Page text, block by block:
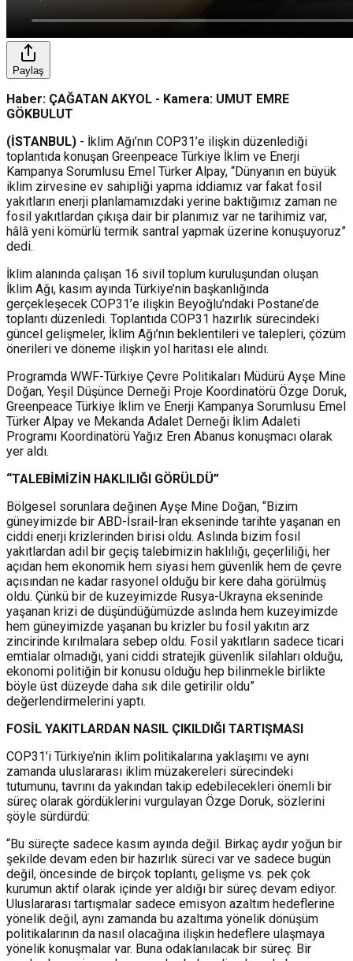
Paylaş
Haber: ÇAĞATAN AKYOL - Kamera: UMUT EMRE
GÖKBULUT
(İSTANBUL) - İklim Ağı’nın COP31’e ilişkin düzenlediği
toplantıda konuşan Greenpeace Türkiye İklim ve Enerji
Kampanya Sorumlusu Emel Türker Alpay, “Dünyanın en büyük
iklim zirvesine ev sahipliği yapma iddiamız var fakat fosil
yakıtların enerji planlamamızdaki yerine baktığımız zaman ne
fosil yakıtlardan çıkışa dair bir planımız var ne tarihimiz var,
hâlâ yeni kömürlü termik santral yapmak üzerine konuşuyoruz”
dedi.
İklim alanında çalışan 16 sivil toplum kuruluşundan oluşan
İklim Ağı, kasım ayında Türkiye’nin başkanlığında
gerçekleşecek COP31’e ilişkin Beyoğlu’ndaki Postane’de
toplantı düzenledi. Toplantıda COP31 hazırlık sürecindeki
güncel gelişmeler, İklim Ağı’nın beklentileri ve talepleri, çözüm
önerileri ve döneme ilişkin yol haritası ele alındı.
Programda WWF-Türkiye Çevre Politikaları Müdürü Ayşe Mine
Doğan, Yeşil Düşünce Derneği Proje Koordinatörü Özge Doruk,
Greenpeace Türkiye İklim ve Enerji Kampanya Sorumlusu Emel
Türker Alpay ve Mekanda Adalet Derneği İklim Adaleti
Programı Koordinatörü Yağız Eren Abanus konuşmacı olarak
yer aldı.
“TALEBİMİZİN HAKLILIĞI GÖRÜLDÜ”
Bölgesel sorunlara değinen Ayşe Mine Doğan, “Bizim
güneyimizde bir ABD-İsrail-İran ekseninde tarihte yaşanan en
ciddi enerji krizlerinden birisi oldu. Aslında bizim fosil
yakıtlardan adil bir geçiş talebimizin haklılığı, geçerliliği, her
açıdan hem ekonomik hem siyasi hem güvenlik hem de çevre
açısından ne kadar rasyonel olduğu bir kere daha görülmüş
oldu. Çünkü bir de kuzeyimizde Rusya-Ukrayna ekseninde
yaşanan krizi de düşündüğümüzde aslında hem kuzeyimizde
hem güneyimizde yaşanan bu krizler bu fosil yakıtın arz
zincirinde kırılmalara sebep oldu. Fosil yakıtların sadece ticari
emtialar olmadığı, yani ciddi stratejik güvenlik silahları olduğu,
ekonomi politiğin bir konusu olduğu hep bilinmekle birlikte
böyle üst düzeyde daha sık dile getirilir oldu”
değerlendirmelerini yaptı.
FOSİL YAKITLARDAN NASIL ÇIKILDIĞI TARTIŞMASI
COP31’i Türkiye’nin iklim politikalarına yaklaşımı ve aynı
zamanda uluslararası iklim müzakereleri sürecindeki
tutumunu, tavrını da yakından takip edebilecekleri önemli bir
süreç olarak gördüklerini vurgulayan Özge Doruk, sözlerini
şöyle sürdürdü:
“Bu süreçte sadece kasım ayında değil. Birkaç aydır yoğun bir
şekilde devam eden bir hazırlık süreci var ve sadece bugün
değil, öncesinde de birçok toplantı, gelişme vs. pek çok
kurumun aktif olarak içinde yer aldığı bir süreç devam ediyor.
Uluslararası tartışmalar sadece emisyon azaltım hedeflerine
yönelik değil, aynı zamanda bu azaltıma yönelik dönüşüm
politikalarının da nasıl olacağına ilişkin hedeflere ulaşmaya
yönelik konuşmalar var. Buna odaklanılacak bir süreç. Bir